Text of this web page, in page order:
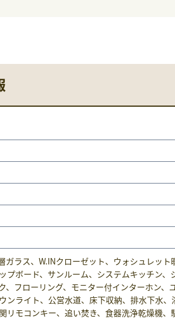
ガラス、W.INクローゼット、ウォシュレット
プボード、サンルーム、システムキッチン、
、フローリング、モニター付インターホン、
ンライト、公営水道、床下収納、排水下水
リモコンキー、追い焚き、食器洗浄乾燥機、